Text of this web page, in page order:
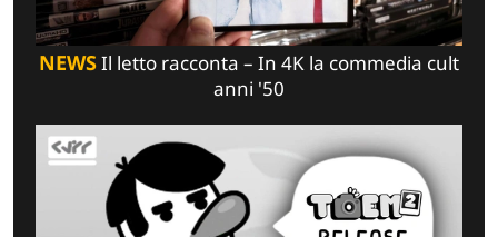
NEWSIl letto racconta – In 4K la commedia cult
anni '50